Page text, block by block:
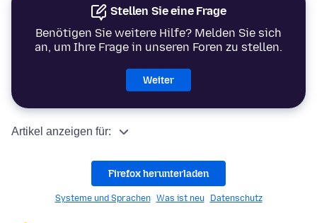
Stellen Sie eine Frage
Benötigen Sie weitere Hilfe? Melden Sie sich
an, um Ihre Frage in unseren Foren zu stellen.
Weiter
Artikel anzeigen für:
Firefox herunterladen
Systeme und Sprachen Was ist neu Datenschutz